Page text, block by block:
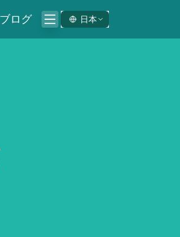
ブログ 日本